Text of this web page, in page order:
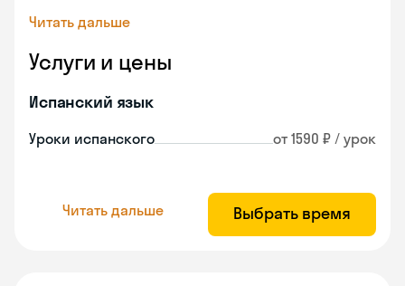
Читать дальше
Услуги и цены
Испанский язык
Уроки испанского от 1590 ₽ / урок
Читать дальше Выбрать время